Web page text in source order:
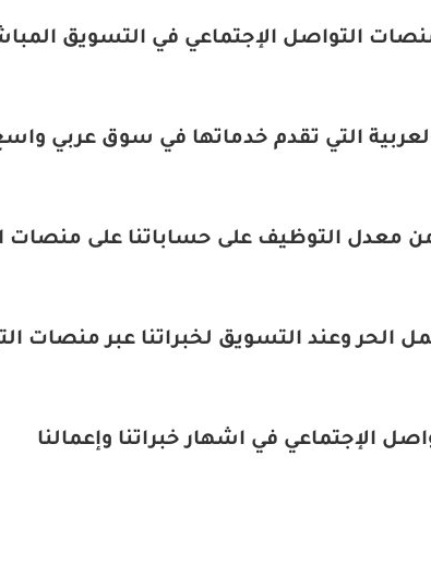
التواصل الإجتماعي في التسويق
التي تقدم خدماتها في سوق عربي
معدل التوظيف على حساباتنا على منصات
وعند التسويق لخبراتنا عبر منصات
في اشهار خبراتنا وإعمالنا